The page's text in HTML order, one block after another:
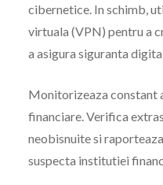
cibernetice. In schimb,
virtuala (VPN) pentru a
a asigura siguranta
Monitorizeaza
financiare. Verifica
neobisnuite si
suspecta institutiei